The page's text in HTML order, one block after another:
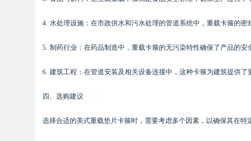
4. 水处理设施：在市政供水和污水处理的管道系统中，重载卡箍的密
5. 制药行业：在药品制造中，重载卡箍的无污染特性确保了产品的安
6. 建筑工程：在管道安装及相关设备连接中，这种卡箍为建筑提供了
四、选购建议
选择合适的美式重载垫片卡箍时，需要考虑多个因素，以确保其在特